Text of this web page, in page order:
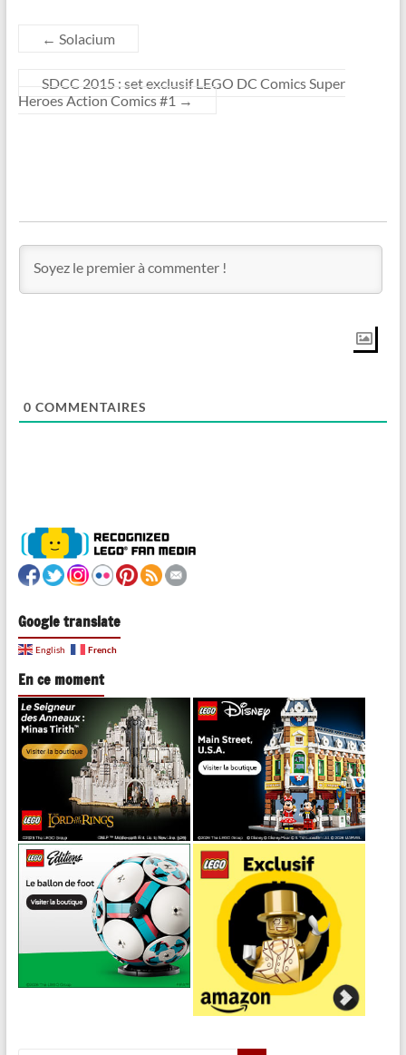
← Solacium
SDCC 2015 : set exclusif LEGO DC Comics Super
Heroes Action Comics #1 →
0 COMMENTAIRES
Google translate
English French
En ce moment